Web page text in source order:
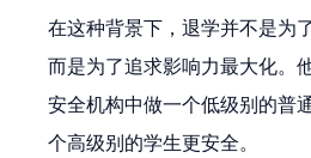
在这种背景下，退学并不是为
而是为了追求影响力最大化。
安全机构中做一个低级别的普
个高级别的学生更安全。